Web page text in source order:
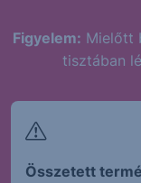
Figyelem: Mielőtt
tisztában
Összetett